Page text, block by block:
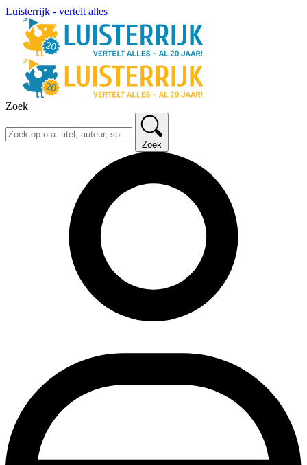
Luisterrijk - vertelt alles
Zoek
Zoek